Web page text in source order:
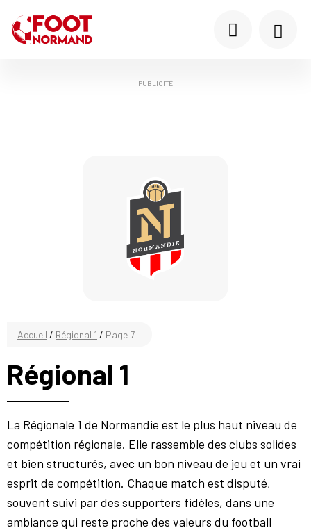
PUBLICITÉ
Accueil / Régional 1 / Page 7
Régional 1
La Régionale 1 de Normandie est le plus haut niveau de
compétition régionale. Elle rassemble des clubs solides
et bien structurés, avec un bon niveau de jeu et un vrai
esprit de compétition. Chaque match est disputé,
souvent suivi par des supporters fidèles, dans une
ambiance qui reste proche des valeurs du football